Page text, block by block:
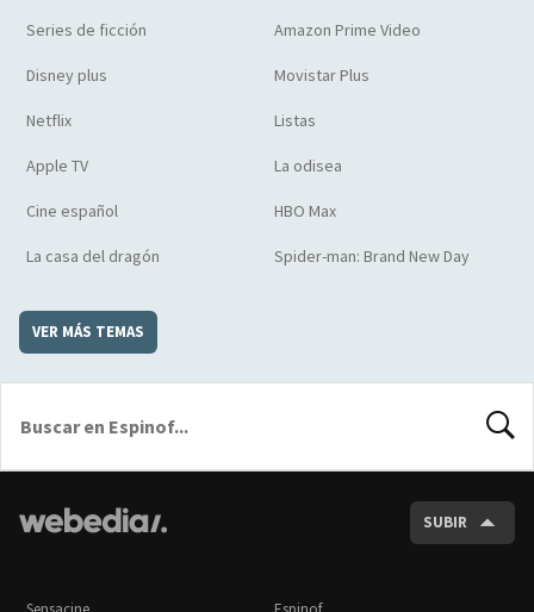
Series de ficción Amazon Prime Video
Disney plus Movistar Plus
Netflix Listas
Apple TV La odisea
Cine español HBO Max
La casa del dragón Spider-man: Brand New Day
VER MÁS TEMAS
SUBIR